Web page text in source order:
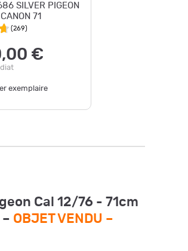
SILVER PIGEON
71
(269)
€
exemplaire
Cal 12/76 - 71cm
OBJET VENDU –